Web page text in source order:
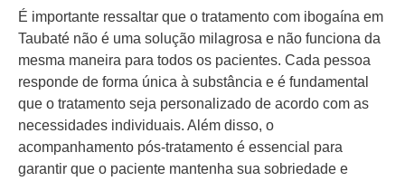
É importante ressaltar que o tratamento com ibogaína em
Taubaté não é uma solução milagrosa e não funciona da
mesma maneira para todos os pacientes. Cada pessoa
responde de forma única à substância e é fundamental
que o tratamento seja personalizado de acordo com as
necessidades individuais. Além disso, o
acompanhamento pós-tratamento é essencial para
garantir que o paciente mantenha sua sobriedade e